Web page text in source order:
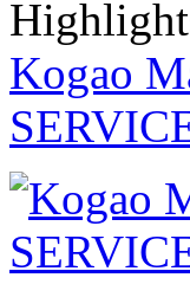
Kogao